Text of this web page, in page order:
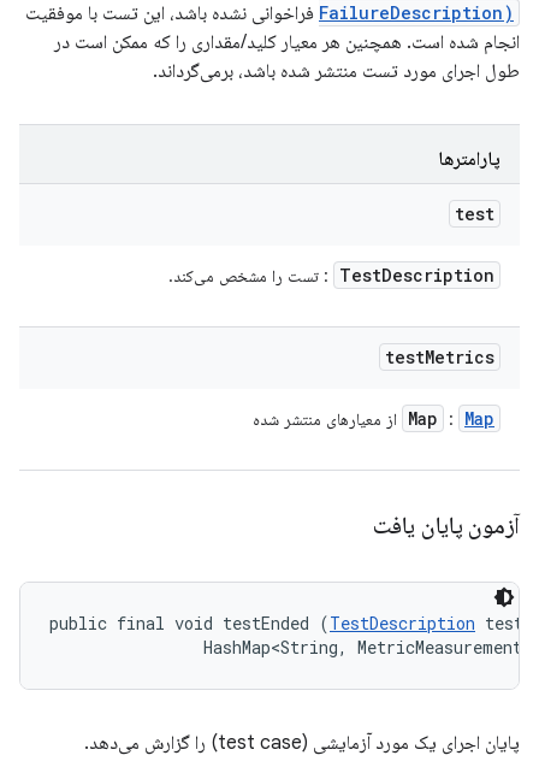
FailureDescription) فراخوانی نشده باشد، این تست با موفقیت
انجام شده است. همچنین هر معیار کلید/مقداری را که ممکن است در
طول اجرای مورد تست منتشر شده باشد، برمی‌گرداند.
پارامترها
test
TestDescription : تست را مشخص می‌کند.
testMetrics
Map : Map از معیارهای منتشر شده
آزمون پایان یافت
public final void testEnded (TestDescription
HashMap<String,
پایان اجرای یک مورد آزمایشی (test case) را گزارش می‌دهد.